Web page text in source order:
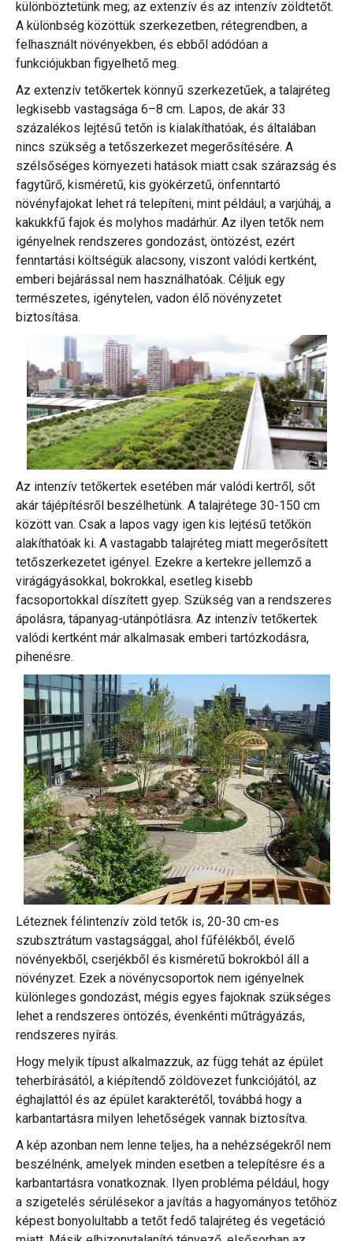
Műterem
Blog/Hírek
Kapcsolat
különböztetünk meg; az extenzív és az intenzív zöldtetőt.
A különbség közöttük szerkezetben, rétegrendben, a
felhasznált növényekben, és ebből adódóan a
funkciójukban figyelhető meg.
Az extenzív tetőkertek könnyű szerkezetűek, a talajréteg
legkisebb vastagsága 6–8 cm. Lapos, de akár 33
százalékos lejtésű tetőn is kialakíthatóak, és általában
nincs szükség a tetőszerkezet megerősítésére. A
szélsőséges környezeti hatások miatt csak szárazság és
fagytűrő, kisméretű, kis gyökérzetű, önfenntartó
növényfajokat lehet rá telepíteni, mint például; a varjúháj, a
kakukkfű fajok és molyhos madárhúr. Az ilyen tetők nem
igényelnek rendszeres gondozást, öntözést, ezért
fenntartási költségük alacsony, viszont valódi kertként,
emberi bejárással nem használhatóak. Céljuk egy
természetes, igénytelen, vadon élő növényzetet
biztosítása.
Az intenzív tetőkertek esetében már valódi kertről, sőt
akár tájépítésről beszélhetünk. A talajrétege 30-150 cm
között van. Csak a lapos vagy igen kis lejtésű tetőkön
alakíthatóak ki. A vastagabb talajréteg miatt megerősített
tetőszerkezetet igényel. Ezekre a kertekre jellemző a
virágágyásokkal, bokrokkal, esetleg kisebb
facsoportokkal díszített gyep. Szükség van a rendszeres
ápolásra, tápanyag-utánpótlásra. Az intenzív tetőkertek
valódi kertként már alkalmasak emberi tartózkodásra,
pihenésre.
Léteznek félintenzív zöld tetők is, 20-30 cm-es
szubsztrátum vastagsággal, ahol fűfélékből, évelő
növényekből, cserjékből és kisméretű bokrokból áll a
növényzet. Ezek a növénycsoportok nem igényelnek
különleges gondozást, mégis egyes fajoknak szükséges
lehet a rendszeres öntözés, évenkénti műtrágyázás,
rendszeres nyírás.
Hogy melyik típust alkalmazzuk, az függ tehát az épület
teherbírásától, a kiépítendő zöldövezet funkciójától, az
éghajlattól és az épület karakterétől, továbbá hogy a
karbantartásra milyen lehetőségek vannak biztosítva.
A kép azonban nem lenne teljes, ha a nehézségekről nem
beszélnénk, amelyek minden esetben a telepítésre és a
karbantartásra vonatkoznak. Ilyen probléma például, hogy
a szigetelés sérülésekor a javítás a hagyományos tetőhöz
képest bonyolultabb a tetőt fedő talajréteg és vegetáció